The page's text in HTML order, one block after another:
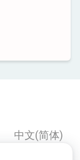
中文(简体)